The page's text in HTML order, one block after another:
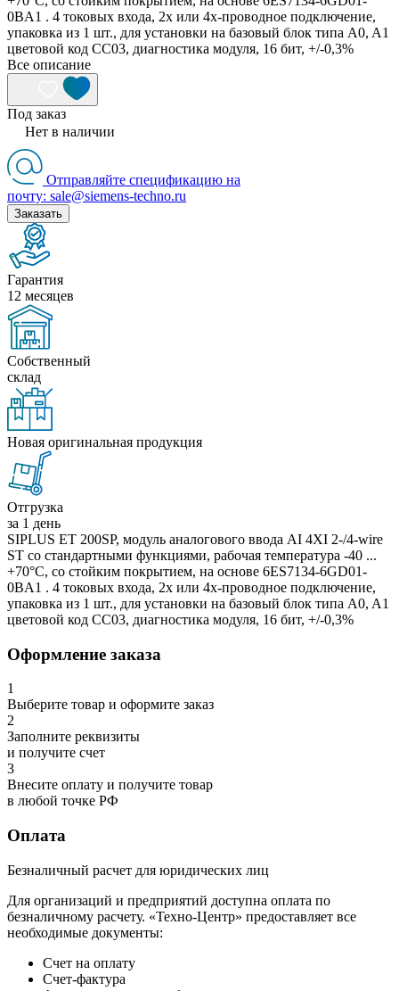
0BA1 . 4 токовых входа, 2х или 4х-проводное подключение,
упаковка из 1 шт., для установки на базовый блок типа A0, A1
цветовой код CC03, диагностика модуля, 16 бит, +/-0,3%
Все описание
Под заказ
Нет в наличии
Отправляйте спецификацию на
почту: sale@siemens-techno.ru
Заказать
Гарантия
12 месяцев
Собственный
склад
Новая оригинальная продукция
Отгрузка
за 1 день
SIPLUS ET 200SP, модуль аналогового ввода AI 4XI 2-/4-wire
ST со стандартными функциями, рабочая температура -40 ...
+70°C, со стойким покрытием, на основе 6ES7134-6GD01-
0BA1 . 4 токовых входа, 2х или 4х-проводное подключение,
упаковка из 1 шт., для установки на базовый блок типа A0, A1
цветовой код CC03, диагностика модуля, 16 бит, +/-0,3%
Оформление заказа
1
Выберите товар и оформите заказ
2
Заполните реквизиты
и получите счет
3
Внесите оплату и получите товар
в любой точке РФ
Оплата
Безналичный расчет для юридических лиц
Для организаций и предприятий доступна оплата по
безналичному расчету. «Техно-Центр» предоставляет все
необходимые документы:
Счет на оплату
Счет-фактура